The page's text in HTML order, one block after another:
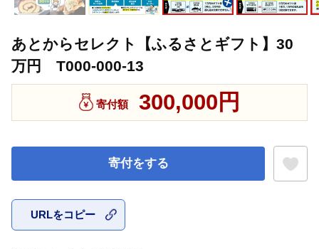
あとからセレクト【ふるさとギフト】30
万円 T000-000-13
寄付額 300,000円
寄付をする
URLをコピー